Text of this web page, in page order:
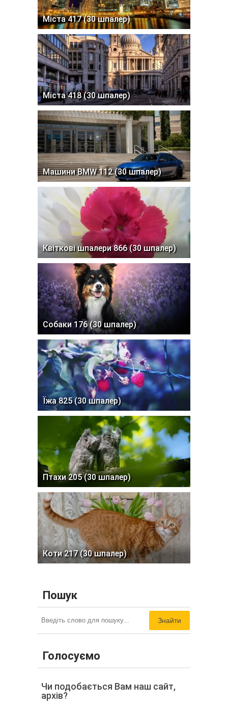
Міста 417 (30 шпалер)
Міста 418 (30 шпалер)
Машини BMW 112 (30 шпалер)
Квіткові шпалери 866 (30 шпалер)
Собаки 176 (30 шпалер)
Їжа 825 (30 шпалер)
Птахи 205 (30 шпалер)
Коти 217 (30 шпалер)
Пошук
Знайти
Голосуємо
Чи подобається Вам наш сайт,
архів?